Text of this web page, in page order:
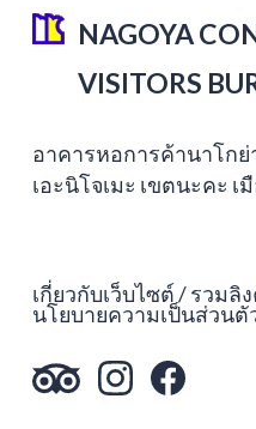
NAGOYA
VISITORS
อาคารหอการค้านาโกย่
เอะนิโจเมะ เขตนะคะ เ
เกี่ยวกับเว็บไซต์ รวมลิ
นโยบายความเป็นส่วนตั